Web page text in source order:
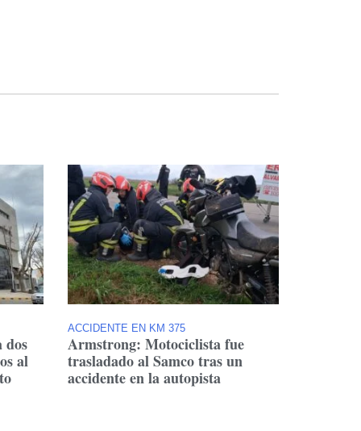
dos
al
ACCIDENTE EN KM 375
Armstrong: Motociclista fue
trasladado al Samco tras un
accidente en la autopista